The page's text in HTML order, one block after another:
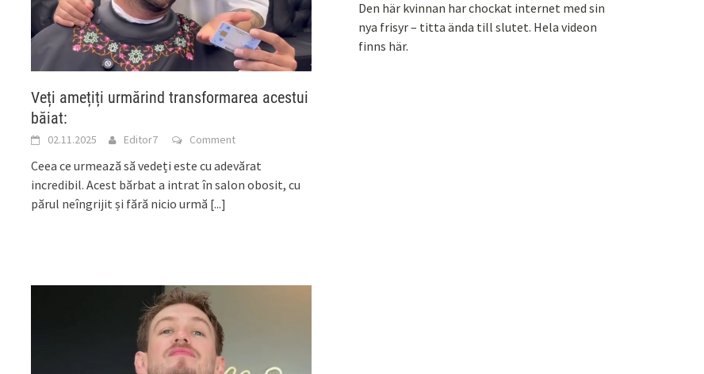
Veți amețiți urmărind transformarea acestui
băiat:
02.11.2025 Editor7 Comment
Ceea ce urmează să vedeți este cu adevărat
incredibil. Acest bărbat a intrat în salon obosit, cu
părul neîngrijit și fără nicio urmă [...]
Den här kvinnan har chockat internet med sin
nya frisyr – titta ända till slutet. Hela videon
finns här.